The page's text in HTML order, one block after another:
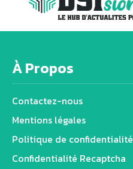
À Propos
Contactez-nous
Mentions légales
Politique de confidentialité
Confidentialité Recaptcha